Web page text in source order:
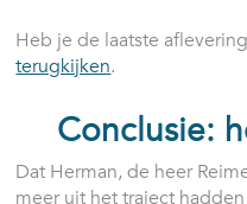
Heb je de laatste
terugkijken.
Conclusie:
Dat Herman, de heer
meer uit het traject